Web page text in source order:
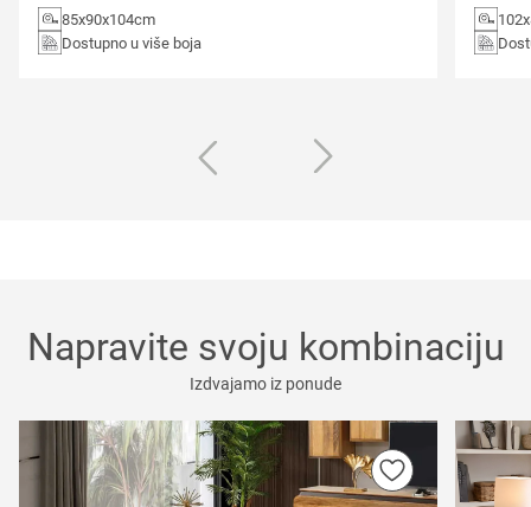
85x90x104cm
Dostupno u više boja
Napravite svoju kombinaciju
Izdvajamo iz ponude